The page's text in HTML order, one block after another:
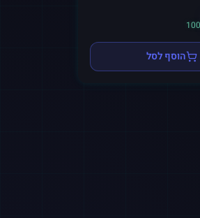
הוסף לסל